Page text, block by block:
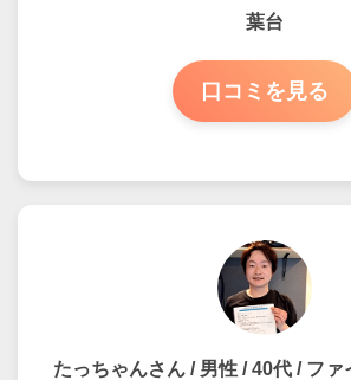
葉台
口コミを見る
たっちゃんさん / 男性 / 40代 / フ